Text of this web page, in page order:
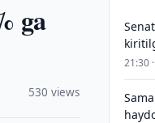
ga
530 views
21:30